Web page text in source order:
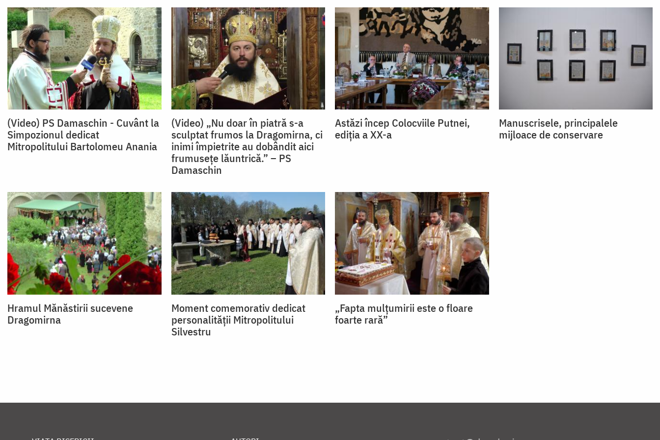
(Video) PS Damaschin - Cuvânt la
Simpozionul dedicat
Mitropolitului Bartolomeu Anania
(Video) „Nu doar în piatră s-a
sculptat frumos la Dragomirna, ci
inimi împietrite au dobândit aici
frumusețe lăuntrică.” – PS
Damaschin
Astăzi încep Colocviile Putnei,
ediţia a XX-a
Manuscrisele, principalele
mijloace de conservare
Hramul Mănăstirii sucevene
Dragomirna
Moment comemorativ dedicat
personalităţii Mitropolitului
Silvestru
„Fapta mulțumirii este o floare
foarte rară”